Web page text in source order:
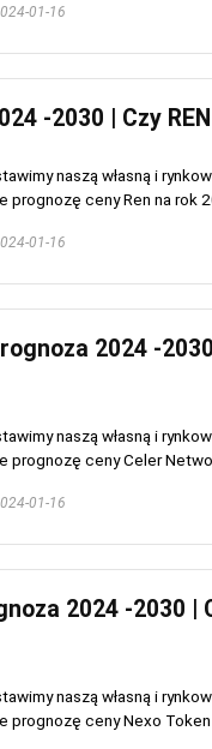
01-16
-2030 | Czy
naszą własną i
ceny Ren na rok
01-16
2024 -
naszą własną i
ceny Celer
01-16
2024 -2030 |
naszą własną i
ceny Nexo Token